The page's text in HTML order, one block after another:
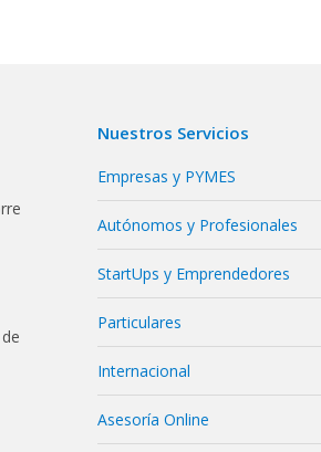
Empresas y PYMES
Autónomos y Profesionales
StartUps y Emprendedores
Particulares
Internacional
Asesoría Online
Constitución de Sociedades